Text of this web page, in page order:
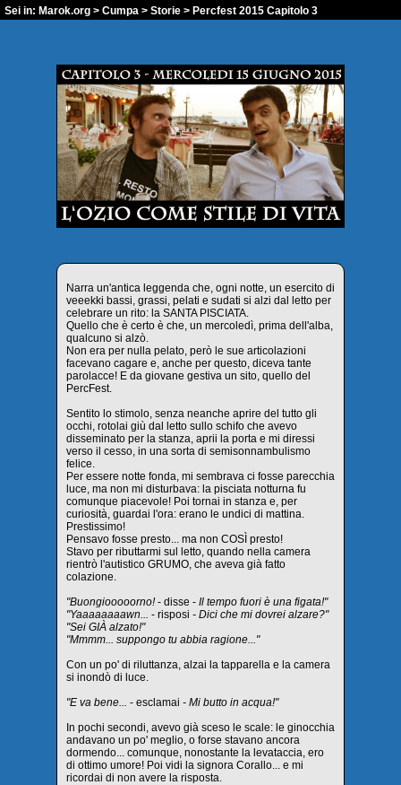
Sei in: Marok.org > Cumpa > Storie > Percfest 2015 Capitolo 3
Narra un'antica leggenda che, ogni notte, un esercito di
veeekki bassi, grassi, pelati e sudati si alzi dal letto per
celebrare un rito: la SANTA PISCIATA.
Quello che è certo è che, un mercoledì, prima dell'alba,
qualcuno si alzò.
Non era per nulla pelato, però le sue articolazioni
facevano cagare e, anche per questo, diceva tante
parolacce! E da giovane gestiva un sito, quello del
PercFest.
Sentito lo stimolo, senza neanche aprire del tutto gli
occhi, rotolai giù dal letto sullo schifo che avevo
disseminato per la stanza, aprii la porta e mi diressi
verso il cesso, in una sorta di semisonnambulismo
felice.
Per essere notte fonda, mi sembrava ci fosse parecchia
luce, ma non mi disturbava: la pisciata notturna fu
comunque piacevole! Poi tornai in stanza e, per
curiosità, guardai l'ora: erano le undici di mattina.
Prestissimo!
Pensavo fosse presto... ma non COSÌ presto!
Stavo per ributtarmi sul letto, quando nella camera
rientrò l'autistico GRUMO, che aveva già fatto
colazione.
"Buongiooooorno!- disse - Il tempo fuori è una figata!"
"Yaaaaaaaawn... - risposi - Dici che mi dovrei alzare?"
"Sei GIÀ alzato!"
"Mmmm... suppongo tu abbia ragione..."
Con un po' di riluttanza, alzai la tapparella e la camera
si inondò di luce.
"E va bene... - esclamai - Mi butto in acqua!"
In pochi secondi, avevo già sceso le scale: le ginocchia
andavano un po' meglio, o forse stavano ancora
dormendo... comunque, nonostante la levataccia, ero
di ottimo umore! Poi vidi la signora Corallo... e mi
ricordai di non avere la risposta.